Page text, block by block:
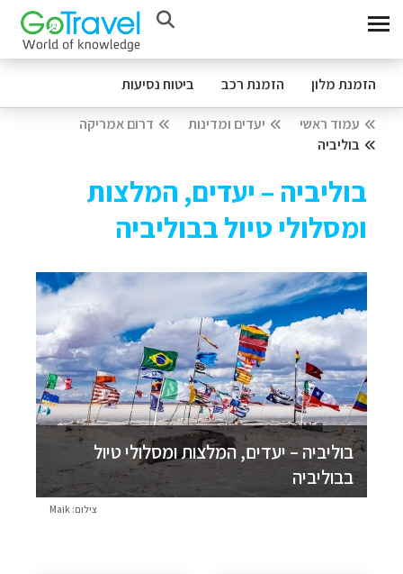
הזמנת מלון הזמנת רכב ביטוח נסיעות
עמוד ראשי יעדים ומדינות
דרום אמריקה
בוליביה
בוליביה – יעדים, המלצות
ומסלולי טיול בבוליביה
בוליביה – יעדים, המלצות ומסלולי טיול
בבוליביה
צילום: Maik